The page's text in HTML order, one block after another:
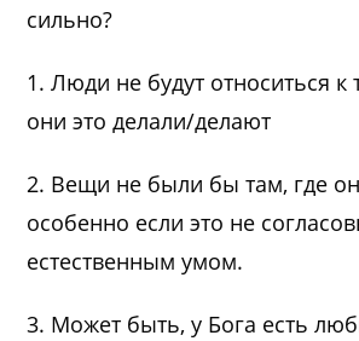
сильно?
1. Люди не будут относиться к
они это делали/делают
2. Вещи не были бы там, где
особенно если это не
естественным умом.
3. Может быть, у Бога есть